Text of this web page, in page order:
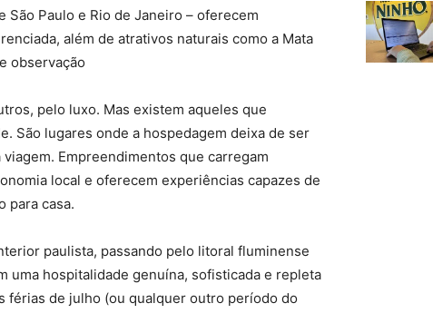
Paulo e Rio de Janeiro – oferecem
além de atrativos naturais como a Mata
observação
pelo luxo. Mas existem aqueles que
São lugares onde a hospedagem deixa de ser
Empreendimentos que carregam
local e oferecem experiências capazes de
para casa.
paulista, passando pelo litoral fluminense
uma hospitalidade genuína, sofisticada e repleta
férias de julho (ou qualquer outro período do